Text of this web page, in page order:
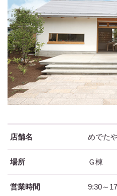
店舗名 めでた
場所 Ｇ棟
営業時間
9:30～